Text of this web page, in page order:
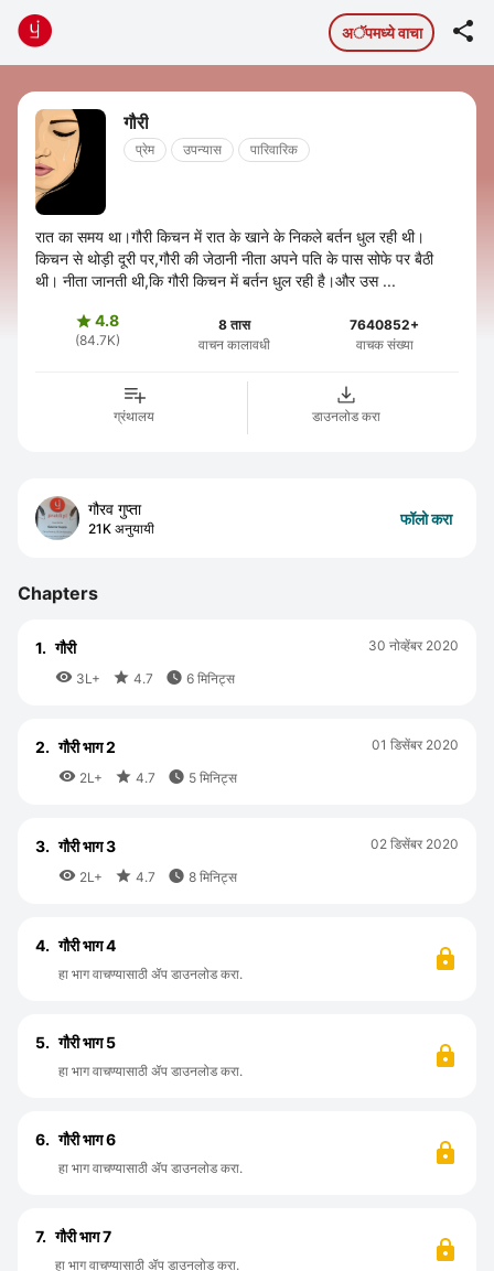
अॅपमध्ये वाचा 
गौरी
प्रेम उपन्यास पारिवारिक
रात का समय था।गौरी किचन में रात के खाने के निकले बर्तन धुल रही थी।
किचन से थोड़ी दूरी पर,गौरी की जेठानी नीता अपने पति के पास सोफे पर बैठी
थी। नीता जानती थी,कि गौरी किचन में बर्तन धुल रही है।और उस ...
4.8
(84.7K)
8 तास
वाचन कालावधी
7640852+
वाचक संख्या
ग्रंथालय डाउनलोड करा
गौरव गुप्ता
21K अनुयायी
फॉलो करा
Chapters
1. गौरी
 3L+  4.7  6 मिनिट्स
30 नोव्हेंबर 2020
2. गौरी भाग 2
 2L+  4.7  5 मिनिट्स
01 डिसेंबर 2020
3. गौरी भाग 3
 2L+  4.7  8 मिनिट्स
02 डिसेंबर 2020
4. गौरी भाग 4
हा भाग वाचण्यासाठी ॲप डाउनलोड करा.
5. गौरी भाग 5
हा भाग वाचण्यासाठी ॲप डाउनलोड करा.
6. गौरी भाग 6
हा भाग वाचण्यासाठी ॲप डाउनलोड करा.
7. गौरी भाग 7
हा भाग वाचण्यासाठी ॲप डाउनलोड करा.